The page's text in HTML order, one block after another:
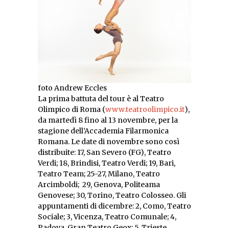
foto Andrew Eccles
La prima battuta del tour è al Teatro
Olimpico di Roma (www.teatroolimpico.it),
da martedì 8 fino al 13 novembre, per la
stagione dell’Accademia Filarmonica
Romana. Le date di novembre sono così
distribuite: 17, San Severo (FG), Teatro
Verdi; 18, Brindisi, Teatro Verdi; 19, Bari,
Teatro Team; 25-27, Milano, Teatro
Arcimboldi; 29, Genova, Politeama
Genovese; 30, Torino, Teatro Colosseo. Gli
appuntamenti di dicembre: 2, Como, Teatro
Sociale; 3, Vicenza, Teatro Comunale; 4,